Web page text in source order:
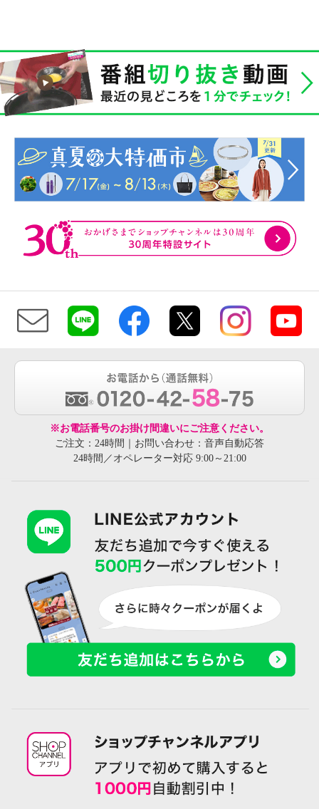
※お電話番号のお掛け間違いにご注意ください。
ご注文：24時間｜お問い合わせ：音声自動応答
24時間／オペレーター対応 9:00～21:00